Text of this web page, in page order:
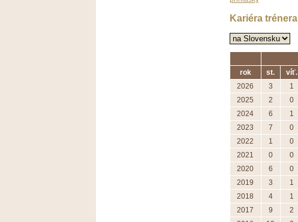
Kariéra trénera
rok
st. víť.
2026
3 1
2025
2 0
2024
6 1
2023
7 0
2022
1 0
2021
0 0
2020
6 0
2019
3 1
2018
4 1
2017
9 2